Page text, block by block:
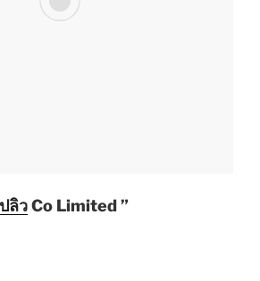
ลิวCo Limited ”